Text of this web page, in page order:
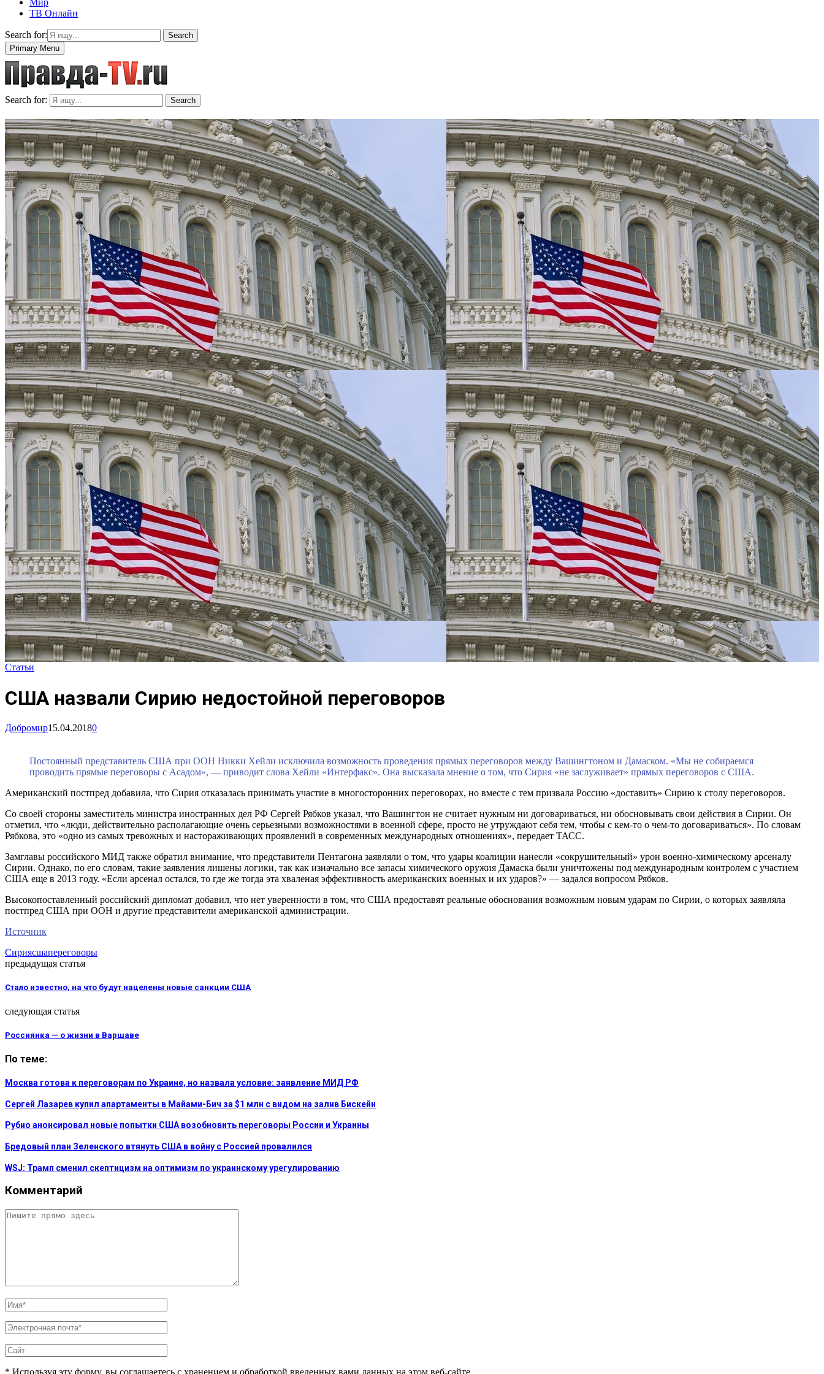
Мир
ТВ Онлайн
Search for:
Search
Primary Menu
Search for: Search
Статьи
США назвали Сирию недостойной переговоров
Добромир15.04.20180
Постоянный представитель США при ООН Никки Хейли исключила возможность проведения прямых переговоров между Вашингтоном и Дамаском. «Мы не собираемся
проводить прямые переговоры с Асадом», — приводит слова Хейли «Интерфакс». Она высказала мнение о том, что Сирия «не заслуживает» прямых переговоров с США.
Американский постпред добавила, что Сирия отказалась принимать участие в многосторонних переговорах, но вместе с тем призвала Россию «доставить» Сирию к столу переговоров.
Со своей стороны заместитель министра иностранных дел РФ Сергей Рябков указал, что Вашингтон не считает нужным ни договариваться, ни обосновывать свои действия в Сирии. Он
отметил, что «люди, действительно располагающие очень серьезными возможностями в военной сфере, просто не утруждают себя тем, чтобы с кем-то о чем-то договариваться». По словам
Рябкова, это «одно из самых тревожных и настораживающих проявлений в современных международных отношениях», передает ТАСС.
Замглавы российского МИД также обратил внимание, что представители Пентагона заявляли о том, что удары коалиции нанесли «сокрушительный» урон военно-химическому арсеналу
Сирии. Однако, по его словам, такие заявления лишены логики, так как изначально все запасы химического оружия Дамаска были уничтожены под международным контролем с участием
США еще в 2013 году. «Если арсенал остался, то где же тогда эта хваленая эффективность американских военных и их ударов?» — задался вопросом Рябков.
Высокопоставленный российский дипломат добавил, что нет уверенности в том, что США предоставят реальные обоснования возможным новым ударам по Сирии, о которых заявляла
постпред США при ООН и другие представители американской администрации.
Источник
Сириясшапереговоры
предыдущая статья
Стало известно, на что будут нацелены новые санкции США
следующая статья
Россиянка — о жизни в Варшаве
По теме:
Москва готова к переговорам по Украине, но назвала условие: заявление МИД РФ
Сергей Лазарев купил апартаменты в Майами-Бич за $1 млн с видом на залив Бискейн
Рубио анонсировал новые попытки США возобновить переговоры России и Украины
Бредовый план Зеленского втянуть США в войну с Россией провалился
WSJ: Трамп сменил скептицизм на оптимизм по украинскому урегулированию
Комментарий
* Используя эту форму, вы соглашаетесь с хранением и обработкой введенных вами данных на этом веб-сайте.